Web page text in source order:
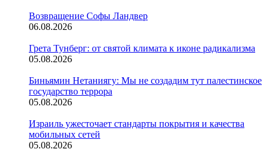
Возвращение Софы Ландвер
06.08.2026
Грета Тунберг: от святой климата к иконе радикализма
05.08.2026
Биньямин Нетаниягу: Мы не создадим тут палестинское
государство террора
05.08.2026
Израиль ужесточает стандарты покрытия и качества
мобильных сетей
05.08.2026